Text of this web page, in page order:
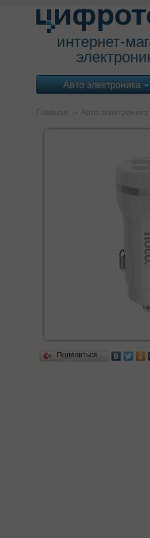
интернет-
Авто электроника
Главная → Авто электроника
Поделиться…